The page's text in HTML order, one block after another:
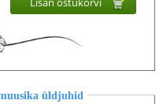
üldjuhid